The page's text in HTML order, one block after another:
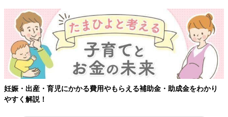
り 【ワクチン接種できるものも】妊婦の感染症対策、知っておい